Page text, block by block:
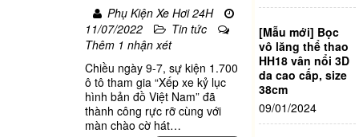
Phụ Kiện Xe Hơi 24H
11/07/2022
Tin tức
Thêm 1 nhận xét
Chiều ngày 9-7, sự kiện 1.700
ô tô tham gia “Xếp xe kỷ lục
hình bản đồ Việt Nam” đã
thành công rực rỡ cùng với
màn chào cờ hát…
[Mẫu mới] Bọc
vô lăng thể thao
HH18 vân nổi 3D
da cao cấp, size
38cm
09/01/2024